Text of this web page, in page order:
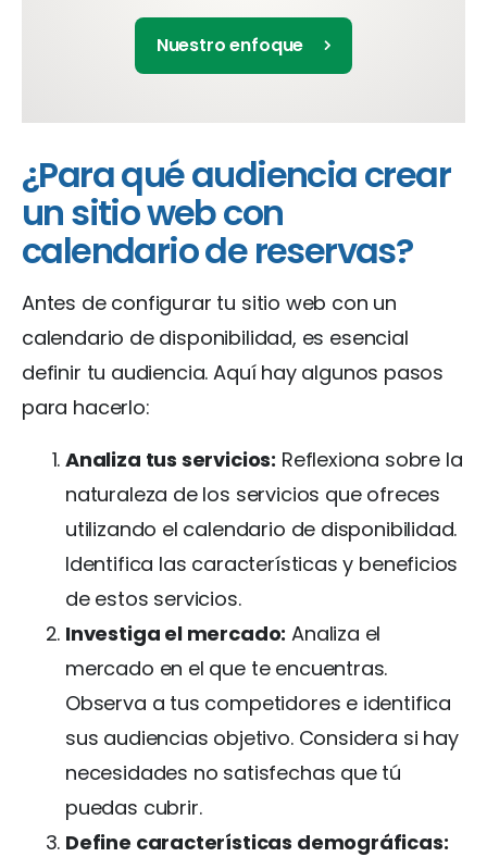
Nuestro enfoque
¿Para qué audiencia crear
un sitio web con
calendario de reservas?
Antes de configurar tu sitio web con un
calendario de disponibilidad, es esencial
definir tu audiencia. Aquí hay algunos pasos
para hacerlo:
Analiza tus servicios: Reflexiona sobre la
naturaleza de los servicios que ofreces
utilizando el calendario de disponibilidad.
Identifica las características y beneficios
de estos servicios.
Investiga el mercado: Analiza el
mercado en el que te encuentras.
Observa a tus competidores e identifica
sus audiencias objetivo. Considera si hay
necesidades no satisfechas que tú
puedas cubrir.
Define características demográficas: